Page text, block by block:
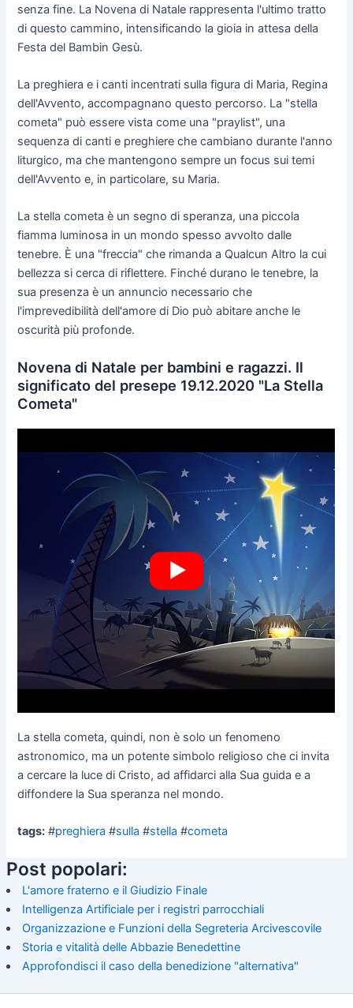
senza fine. La Novena di Natale rappresenta l'ultimo tratto
di questo cammino, intensificando la gioia in attesa della
Festa del Bambin Gesù.
La preghiera e i canti incentrati sulla figura di Maria, Regina
dell'Avvento, accompagnano questo percorso. La "stella
cometa" può essere vista come una "praylist", una
sequenza di canti e preghiere che cambiano durante l'anno
liturgico, ma che mantengono sempre un focus sui temi
dell'Avvento e, in particolare, su Maria.
La stella cometa è un segno di speranza, una piccola
fiamma luminosa in un mondo spesso avvolto dalle
tenebre. È una "freccia" che rimanda a Qualcun Altro la cui
bellezza si cerca di riflettere. Finché durano le tenebre, la
sua presenza è un annuncio necessario che
l'imprevedibilità dell'amore di Dio può abitare anche le
oscurità più profonde.
Novena di Natale per bambini e ragazzi. Il
significato del presepe 19.12.2020 "La Stella
Cometa"
La stella cometa, quindi, non è solo un fenomeno
astronomico, ma un potente simbolo religioso che ci invita
a cercare la luce di Cristo, ad affidarci alla Sua guida e a
diffondere la Sua speranza nel mondo.
tags: #preghiera #sulla #stella #cometa
Post popolari:
L'amore fraterno e il Giudizio Finale
Intelligenza Artificiale per i registri parrocchiali
Organizzazione e Funzioni della Segreteria Arcivescovile
Storia e vitalità delle Abbazie Benedettine
Approfondisci il caso della benedizione "alternativa"